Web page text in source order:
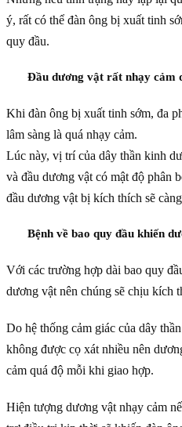
ý, rất có thể đàn ông bị xuất tinh
quy đầu.
Đầu dương vật rất nhạy cảm
Khi đàn ông bị xuất tinh sớm, đa
lâm sàng là quá nhạy cảm.
Lúc này, vị trí của dây thần kinh
và đầu dương vật có mật độ phân
đầu dương vật bị kích thích sẽ
Bệnh về bao quy đầu khiến
Với các trường hợp dài bao quy
dương vật nên chúng sẽ chịu kích
Do hệ thống cảm giác của dây
không được cọ xát nhiều nên
cảm quá độ mỗi khi giao hợp.
Hiện tượng dương vật nhạy cảm